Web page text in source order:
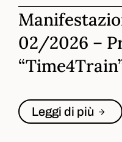
02/2026 –
Leggi di più